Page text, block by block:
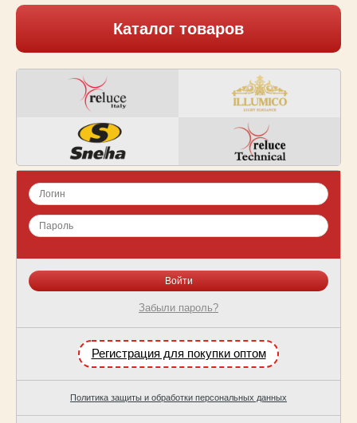
Каталог товаров
Забыли пароль?
Регистрация для покупки оптом
Политика защиты и обработки персональных данных